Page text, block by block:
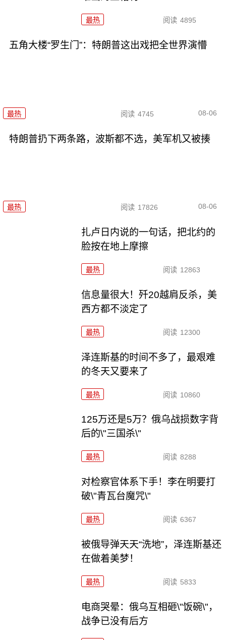
最热 阅读 4895
五角大楼“罗生门”：特朗普这出戏把全世界演懵
最热 阅读 4745 08-06
特朗普扔下两条路，波斯都不选，美军机又被揍
最热 阅读 17826 08-06
扎卢日内说的一句话，把北约的
脸按在地上摩擦
最热 阅读 12863
信息量很大！歼20越肩反杀，美
西方都不淡定了
最热 阅读 12300
泽连斯基的时间不多了，最艰难
的冬天又要来了
最热 阅读 10860
125万还是5万？俄乌战损数字背
后的\"三国杀\"
最热 阅读 8288
对检察官体系下手！李在明要打
破\"青瓦台魔咒\"
最热 阅读 6367
被俄导弹天天“洗地”，泽连斯基还
在做着美梦！
最热 阅读 5833
电商哭晕：俄乌互相砸\"饭碗\"，
战争已没有后方